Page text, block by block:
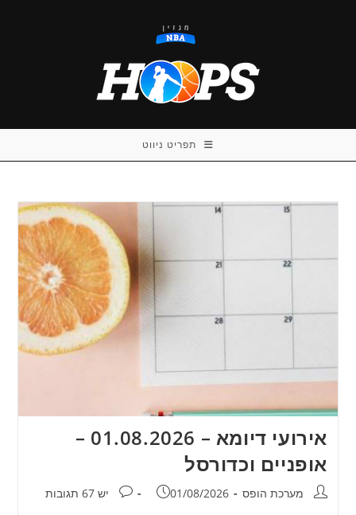
תפריט ניווט
אירועי דיומא – 01.08.2026 –
אופניים וכדורסל
מחבר:מערכת הופס פורסם:
01/08/2026 תגובות:
יש 67 תגובות